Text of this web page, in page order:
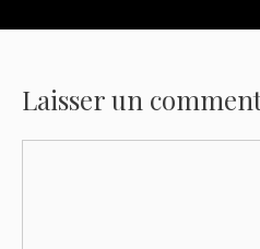
Laisser un